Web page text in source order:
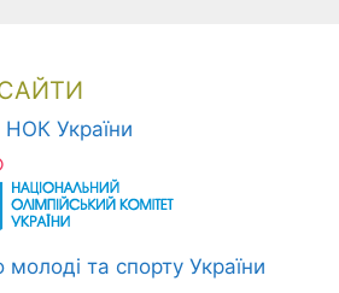
НОК України
молоді та спорту України